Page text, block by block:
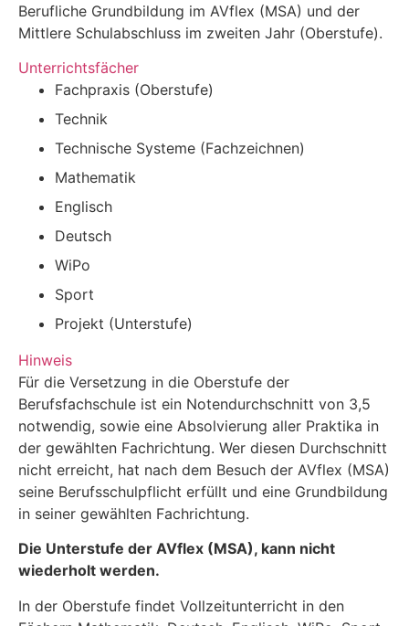
Berufliche Grundbildung im AVflex (MSA) und der
Mittlere Schulabschluss im zweiten Jahr (Oberstufe).
Unterrichtsfächer
Fachpraxis (Oberstufe)
Technik
Technische Systeme (Fachzeichnen)
Mathematik
Englisch
Deutsch
WiPo
Sport
Projekt (Unterstufe)
Hinweis
Für die Versetzung in die Oberstufe der
Berufsfachschule ist ein Notendurchschnitt von 3,5
notwendig, sowie eine Absolvierung aller Praktika in
der gewählten Fachrichtung. Wer diesen Durchschnitt
nicht erreicht, hat nach dem Besuch der AVflex (MSA)
seine Berufsschulpflicht erfüllt und eine Grundbildung
in seiner gewählten Fachrichtung.
Die Unterstufe der AVflex (MSA), kann nicht
wiederholt werden.
In der Oberstufe findet Vollzeitunterricht in den